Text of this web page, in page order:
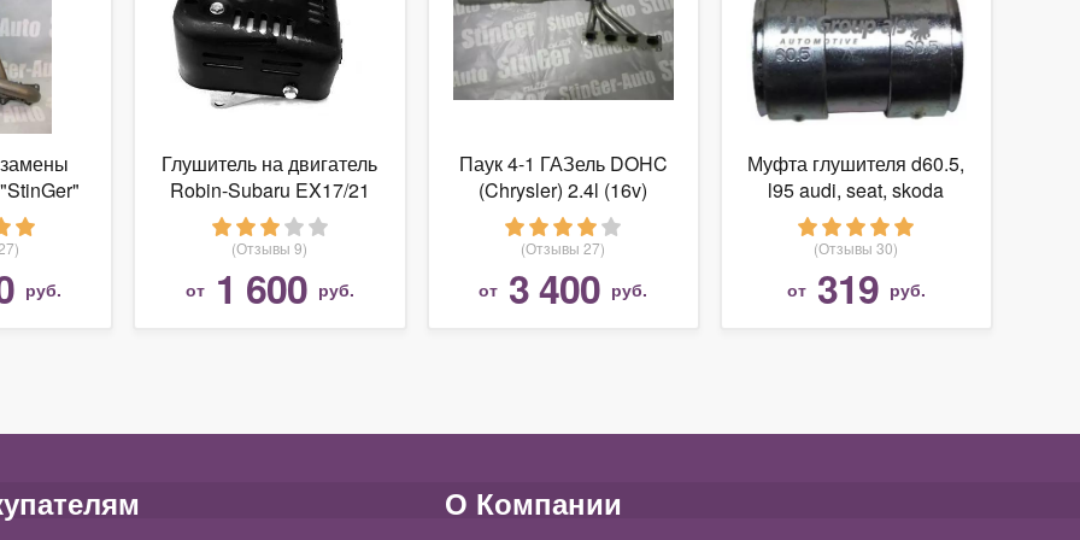
Sedan
руб.
Глушитель на двигатель
Robin-Subaru EX17/21
(Отзывы 9)
от 1 600 руб.
Паук 4-1 ГАЗель DOHC
(Chrysler) 2.4l (16v)
(Отзывы 27)
от 3 400 руб.
Муфта глушителя d60.5,
l95 audi, seat, skoda
octavia, vw 91 jp group
1121401300
(Отзывы 30)
от 319 руб.
О Компании